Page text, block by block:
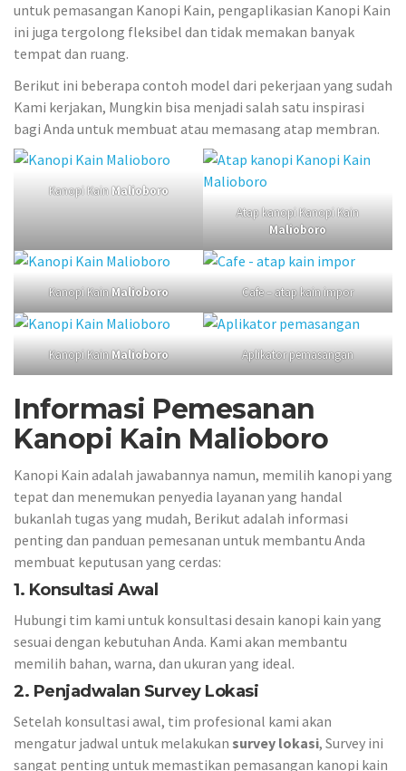
untuk pemasangan Kanopi Kain, pengaplikasian Kanopi Kain
ini juga tergolong fleksibel dan tidak memakan banyak
tempat dan ruang.
Berikut ini beberapa contoh model dari pekerjaan yang sudah
Kami kerjakan, Mungkin bisa menjadi salah satu inspirasi
bagi Anda untuk membuat atau memasang atap membran.
Kanopi KainMalioboro
Atap kanopi Kanopi Kain
Malioboro
Kanopi KainMalioboro Cafe – atap kain impor
Kanopi KainMalioboro Aplikator pemasangan
Informasi Pemesanan
Kanopi Kain Malioboro
Kanopi Kain adalah jawabannya namun, memilih kanopi yang
tepat dan menemukan penyedia layanan yang handal
bukanlah tugas yang mudah, Berikut adalah informasi
penting dan panduan pemesanan untuk membantu Anda
membuat keputusan yang cerdas:
1. Konsultasi Awal
Hubungi tim kami untuk konsultasi desain kanopi kain yang
sesuai dengan kebutuhan Anda. Kami akan membantu
memilih bahan, warna, dan ukuran yang ideal.
2. Penjadwalan Survey Lokasi
Setelah konsultasi awal, tim profesional kami akan
mengatur jadwal untuk melakukan survey lokasi, Survey ini
sangat penting untuk memastikan pemasangan kanopi kain